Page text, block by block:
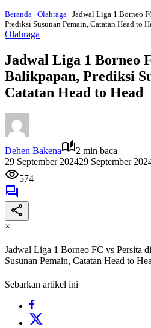
Beranda Olahraga Jadwal Liga 1 Borneo
Prediksi Susunan Pemain, Catatan Head to
Olahraga
Jadwal Liga 1 Borneo
Balikpapan, Prediksi
Catatan Head to Head
Dehen Bakena
2 min baca
29 September 202429 September
574
×
Jadwal Liga 1 Borneo FC vs Persita
Susunan Pemain, Catatan Head to
Sebarkan artikel ini